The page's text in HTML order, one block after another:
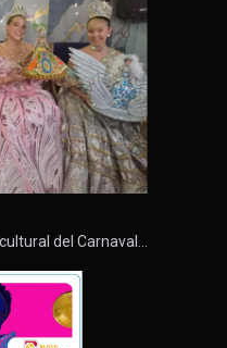
del Carnaval…